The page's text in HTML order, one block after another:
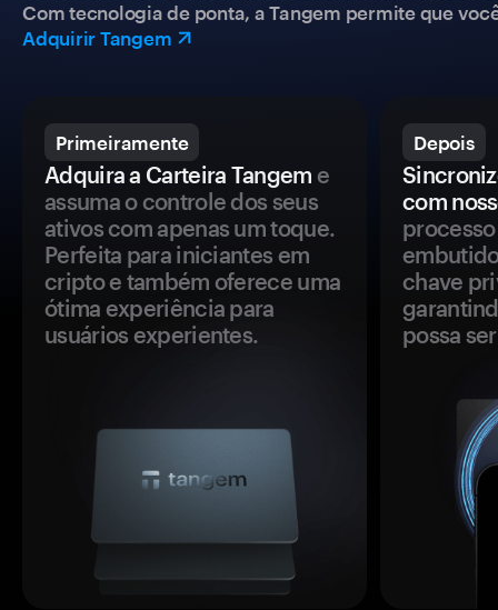
Com tecnologia de ponta, a Tangem permite que
Adquirir Tangem
Primeiramente
Adquira a Carteira Tangem e
assuma o controle dos seus
ativos com apenas um toque.
Perfeita para iniciantes em
cripto e também oferece uma
ótima experiência para
usuários experientes.
Depois
com
chave
possa